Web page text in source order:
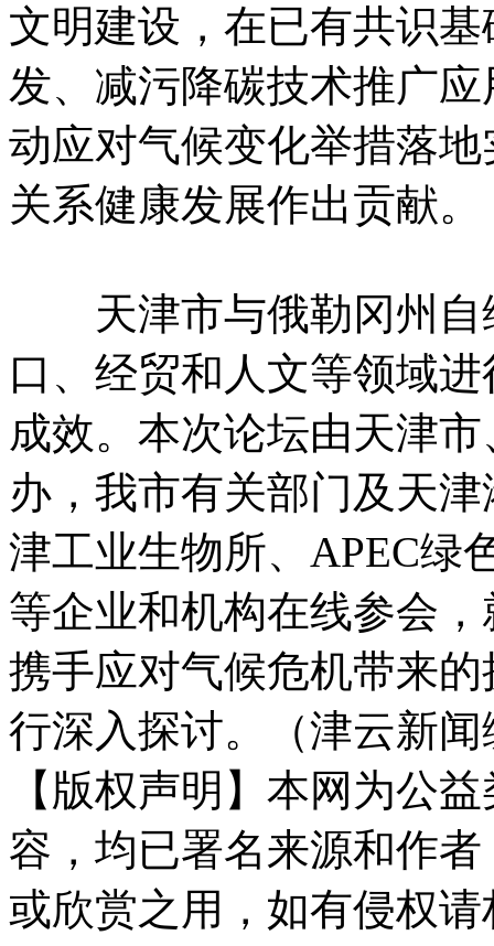
文明建设，在已有共识
发、减污降碳技术推广
动应对气候变化举措落
关系健康发展作出贡献。
天津市与俄勒冈州自
口、经贸和人文等领域
成效。本次论坛由天津
办，我市有关部门及天
津工业生物所、APEC绿
等企业和机构在线参会，
携手应对气候危机带来
行深入探讨。（津云新
【版权声明】本网为公
容，均已署名来源和作
或欣赏之用，如有侵权